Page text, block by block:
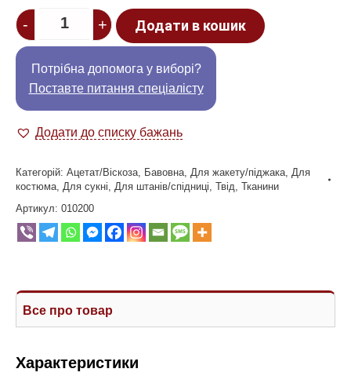
Quantity
- + Додати в кошик
Потрібна допомога у виборі?
Поставте питання спеціалісту
Додати до списку бажань
Категорій: Ацетат/Віскоза Бавовна Для жакету/піджака Для
костюма Для сукні Для штанів/спідниці Твід Тканини
Артикул: 010200
Все про товар
Характеристики